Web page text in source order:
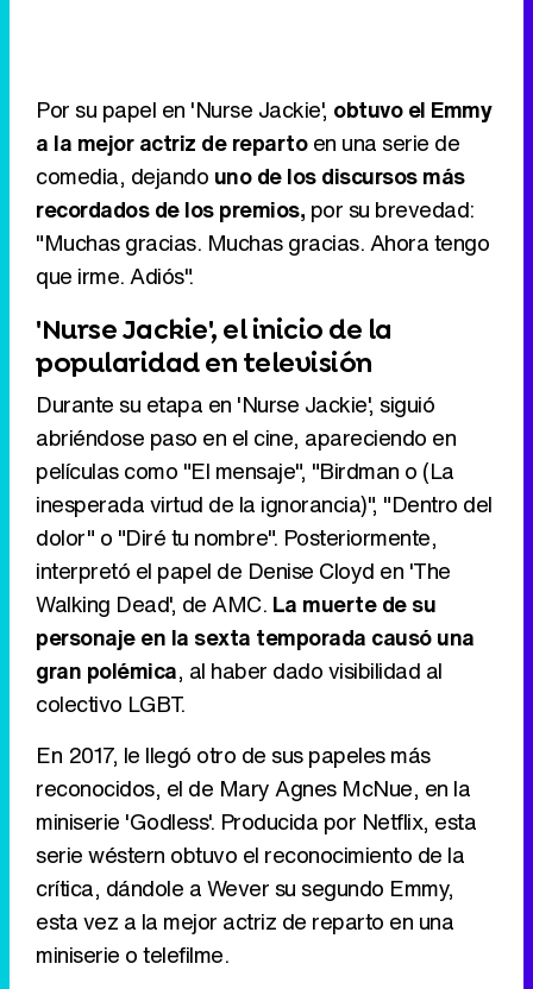
Por su papel en 'Nurse Jackie', obtuvo el Emmy
a la mejor actriz de repartoen una serie de
comedia, dejando uno de los discursos más
recordados de los premios, por su brevedad:
"Muchas gracias. Muchas gracias. Ahora tengo
que irme. Adiós".
'Nurse Jackie', el inicio de la
popularidad en televisión
Durante su etapa en 'Nurse Jackie', siguió
abriéndose paso en el cine, apareciendo en
películas como "El mensaje", "Birdman o (La
inesperada virtud de la ignorancia)", "Dentro del
dolor" o "Diré tu nombre". Posteriormente,
interpretó el papel de Denise Cloyd en 'The
Walking Dead', de AMC. La muerte de su
personaje en la sexta temporada causó una
gran polémica, al haber dado visibilidad al
colectivo LGBT.
En 2017, le llegó otro de sus papeles más
reconocidos, el de Mary Agnes McNue, en la
miniserie 'Godless'. Producida por Netflix, esta
serie wéstern obtuvo el reconocimiento de la
crítica, dándole a Wever su segundo Emmy,
esta vez a la mejor actriz de reparto en una
miniserie o telefilme.